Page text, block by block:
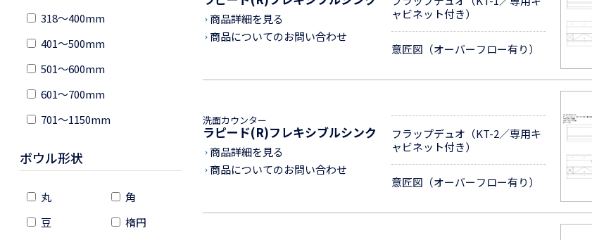
318～400mm
401～500mm
501～600mm
601～700mm
701～1150mm
ボウル形状
丸
角
豆
楕円
keyboard_arrow_right 商品詳細を見る
keyboard_arrow_right 商品についてのお問い合わせ
ャビネット付き）
意匠図（オーバーフロー有り）
洗面カウンター
ラピード(R)フレキシブルシンク
keyboard_arrow_right 商品詳細を見る
keyboard_arrow_right 商品についてのお問い合わせ
フラップデュオ（KT-2／専用キ
ャビネット付き）
意匠図（オーバーフロー有り）